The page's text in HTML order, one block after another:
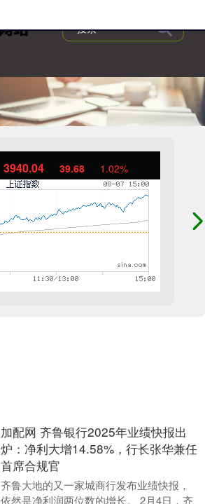
3940.04 39.68 1.02%
加配网 齐鲁银行2025年业绩快报出
炉：净利大增14.58%，行长张华兼任
首席合规官
齐鲁大地的又一家城商行发布业绩快报，
依然是净利润两位数的增长。 2月4日，齐